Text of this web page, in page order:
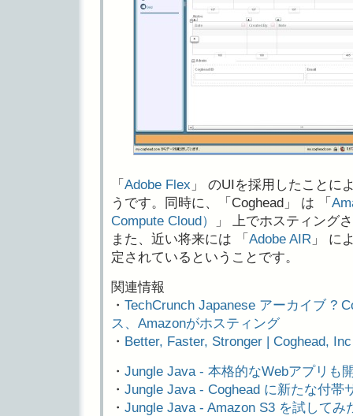
「 Adobe Flex 」 のUIを採用したことに
うです。同時に、「Coghead」 は 「
Compute Cloud）
」 上でホスティング
また、近い将来には 「 Adobe AIR 」 に
定されているということです。
関連情報
・ TechCrunch Japanese アーカイブ ?
ス、Amazonがホスティング
・ Better, Faster, Stronger | Coghead, Inc
・ Jungle Java - 本格的なWebアプリも
・ Jungle Java - Coghead に新たな付帯
・ Jungle Java - Amazon S3 を試してみ